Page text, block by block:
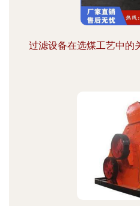
过滤设备在选煤工艺中的